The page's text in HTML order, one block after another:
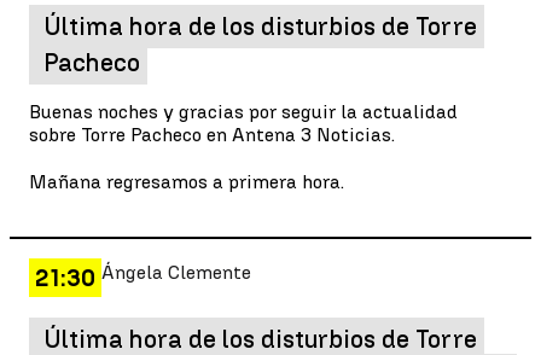
Última hora de los disturbios de Torre
Pacheco
Buenas noches y gracias por seguir la actualidad
sobre Torre Pacheco en Antena 3 Noticias.
Mañana regresamos a primera hora.
21:30 Ángela Clemente
Última hora de los disturbios de Torre